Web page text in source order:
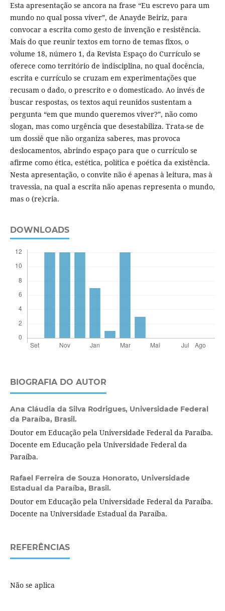
Esta apresentação se ancora na frase “Eu escrevo para um
mundo no qual possa viver”, de Anayde Beiriz, para
convocar a escrita como gesto de invenção e resistência.
Mais do que reunir textos em torno de temas fixos, o
volume 18, número 1, da Revista Espaço do Currículo se
oferece como território de indisciplina, no qual docência,
escrita e currículo se cruzam em experimentações que
recusam o dado, o prescrito e o domesticado. Ao invés de
buscar respostas, os textos aqui reunidos sustentam a
pergunta “em que mundo queremos viver?”, não como
slogan, mas como urgência que desestabiliza. Trata-se de
um dossiê que não organiza saberes, mas provoca
deslocamentos, abrindo espaço para que o currículo se
afirme como ética, estética, política e poética da existência.
Nesta apresentação, o convite não é apenas à leitura, mas à
travessia, na qual a escrita não apenas representa o mundo,
mas o (re)cria.
DOWNLOADS
BIOGRAFIA DO AUTOR
Ana Cláudia da Silva Rodrigues, Universidade Federal
da Paraíba, Brasil.
Doutor em Educação pela Universidade Federal da Paraíba.
Docente em Educação pela Universidade Federal da
Paraíba.
Rafael Ferreira de Souza Honorato, Universidade
Estadual da Paraíba, Brasil.
Doutor em Educação pela Universidade Federal da Paraíba.
Docente na Universidade Estadual da Paraíba.
REFERÊNCIAS
Não se aplica